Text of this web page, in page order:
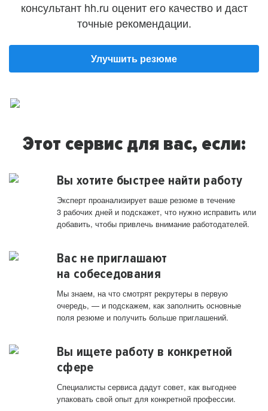
консультант hh.ru оценит его качество и даст
точные рекомендации.
Улучшить резюме
Этот сервис для вас, если:
Вы хотите быстрее найти работу
Эксперт проанализирует ваше резюме в течение
3 рабочих дней и подскажет, что нужно исправить или
добавить, чтобы привлечь внимание работодателей.
Вас не приглашают
на собеседования
Мы знаем, на что смотрят рекрутеры в первую
очередь, — и подскажем, как заполнить основные
поля резюме и получить больше приглашений.
Вы ищете работу в конкретной
сфере
Специалисты сервиса дадут совет, как выгоднее
упаковать свой опыт для конкретной профессии.